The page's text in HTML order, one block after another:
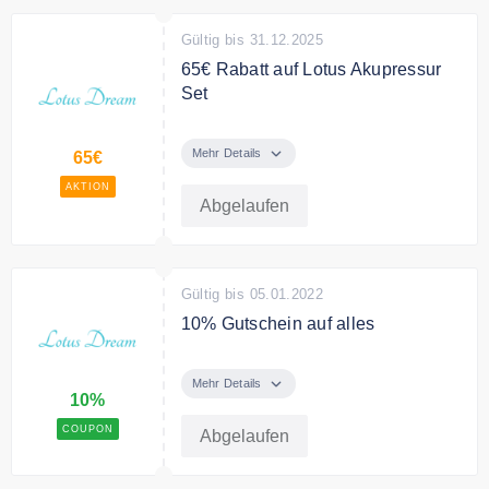
65€
AKTION
Gültig bis 31.12.2025
65€ Rabatt auf Lotus Akupressur
Set
Akupressur Set bei Lotus Dreams
Mehr Details
Abgelaufen
10%
COUPON
Gültig bis 05.01.2022
10% Gutschein auf alles
das ganze Sortiment im Online
Mehr Details
Abgelaufen